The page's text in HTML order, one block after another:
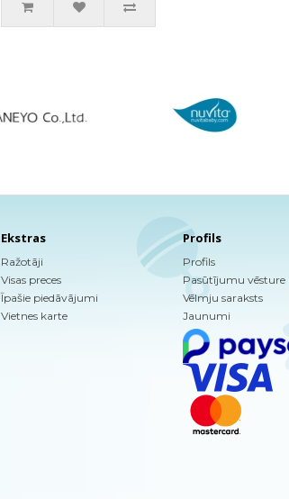
Ekstras
Ražotāji
Visas preces
Īpašie piedāvājumi
Vietnes karte
Profils
Profils
Pasūtījumu vēsture
Vēlmju saraksts
Jaunumi